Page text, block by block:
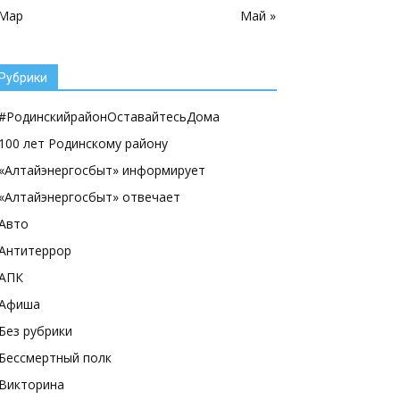
Май »
лет Родинскому району
информирует
отвечает
рубрики
полк